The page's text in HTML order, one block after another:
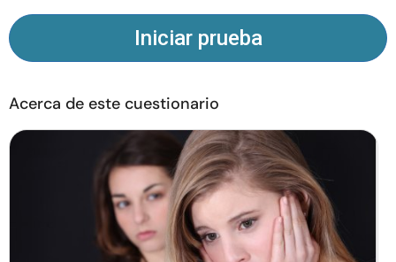
Encuentra un terapeuta
Idioma ES
Sobre nosotros Contáctanos Escríbenos
Publicidad con
© Copyright 2026. Todos los derechos reservados.
Iniciar prueba
Acerca de este cuestionario